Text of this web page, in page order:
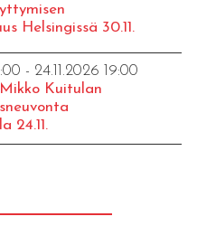
Helsingissä 30.11.
- 24.11.2026 19:00
Kuitulan
24.11.